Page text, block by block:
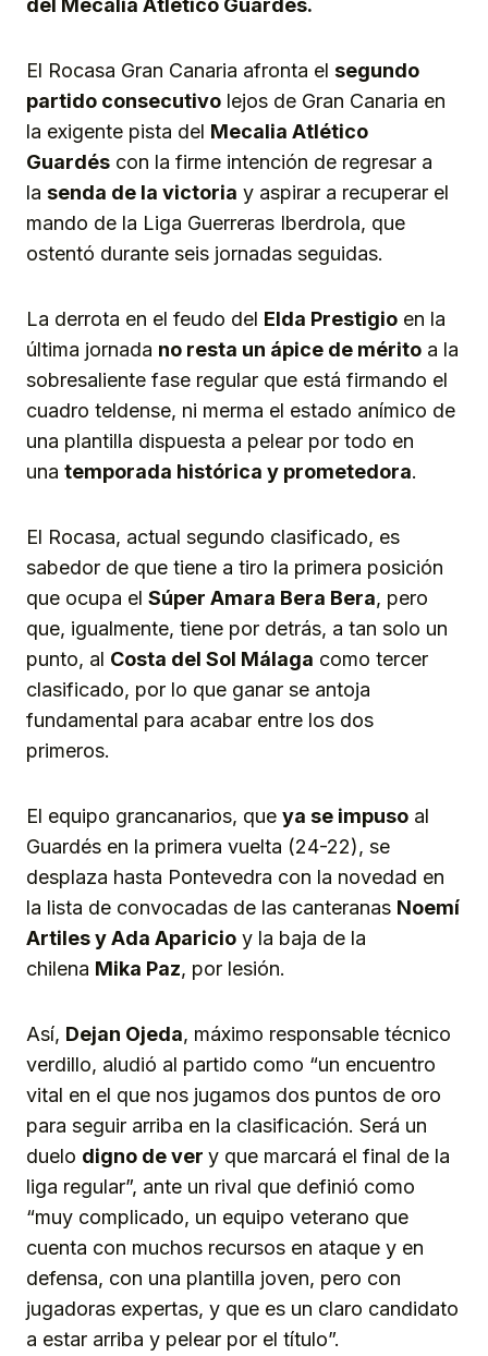
del Mecalia Atlético Guardés.
El Rocasa Gran Canaria afronta el segundo
partido consecutivo lejos de Gran Canaria en
la exigente pista del Mecalia Atlético
Guardés con la firme intención de regresar a
la senda de la victoria y aspirar a recuperar el
mando de la Liga Guerreras Iberdrola, que
ostentó durante seis jornadas seguidas.
La derrota en el feudo del Elda Prestigio en la
última jornada no resta un ápice de mérito a la
sobresaliente fase regular que está firmando el
cuadro teldense, ni merma el estado anímico de
una plantilla dispuesta a pelear por todo en
una temporada histórica y prometedora.
El Rocasa, actual segundo clasificado, es
sabedor de que tiene a tiro la primera posición
que ocupa el Súper Amara Bera Bera, pero
que, igualmente, tiene por detrás, a tan solo un
punto, al Costa del Sol Málaga como tercer
clasificado, por lo que ganar se antoja
fundamental para acabar entre los dos
primeros.
El equipo grancanarios, que ya se impuso al
Guardés en la primera vuelta (24-22), se
desplaza hasta Pontevedra con la novedad en
la lista de convocadas de las canteranas Noemí
Artiles y Ada Aparicio y la baja de la
chilena Mika Paz, por lesión.
Así, Dejan Ojeda, máximo responsable técnico
verdillo, aludió al partido como “un encuentro
vital en el que nos jugamos dos puntos de oro
para seguir arriba en la clasificación. Será un
duelo digno de ver y que marcará el final de la
liga regular”, ante un rival que definió como
“muy complicado, un equipo veterano que
cuenta con muchos recursos en ataque y en
defensa, con una plantilla joven, pero con
jugadoras expertas, y que es un claro candidato
a estar arriba y pelear por el título”.